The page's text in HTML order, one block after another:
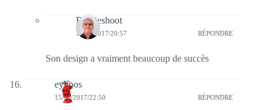
Bernieshoot
17/05/2017/20:57 RÉPONDRE
Son design a vraiment beaucoup de succès
eyhpos
15/05/2017/22:50 RÉPONDRE